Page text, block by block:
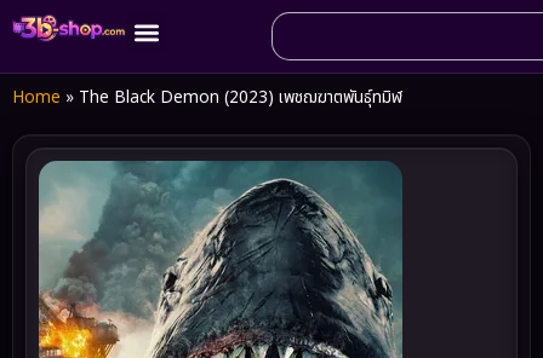
Home » The Black Demon (2023) เพชฌฆาตพันธุ์ทมิฬ